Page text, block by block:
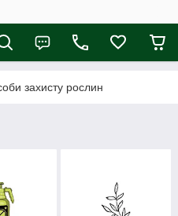
захисту рослин